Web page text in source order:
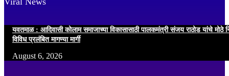
यवतमाळ : आदिवासी कोलाम समाजाच्या विकासासाठी पालकमंत्री संजय राठोड यांचे मोठे
विविध प्रलंबित मागण्या मार्गी
August 6, 2026